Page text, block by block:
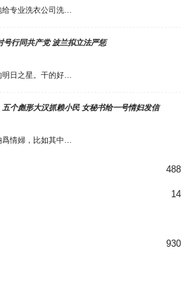
专业洗衣公司洗…
号行同共产党 波兰拟立法严惩
日之星。干的好…
五个彪形大汉抓赖小民 女秘书给一号情妇发信
情婦，比如其中…
488
14
930